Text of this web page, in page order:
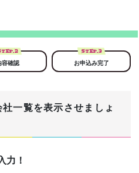
2
容確認
STEP.3
お申込み完了
一覧を表示させましょ
力！